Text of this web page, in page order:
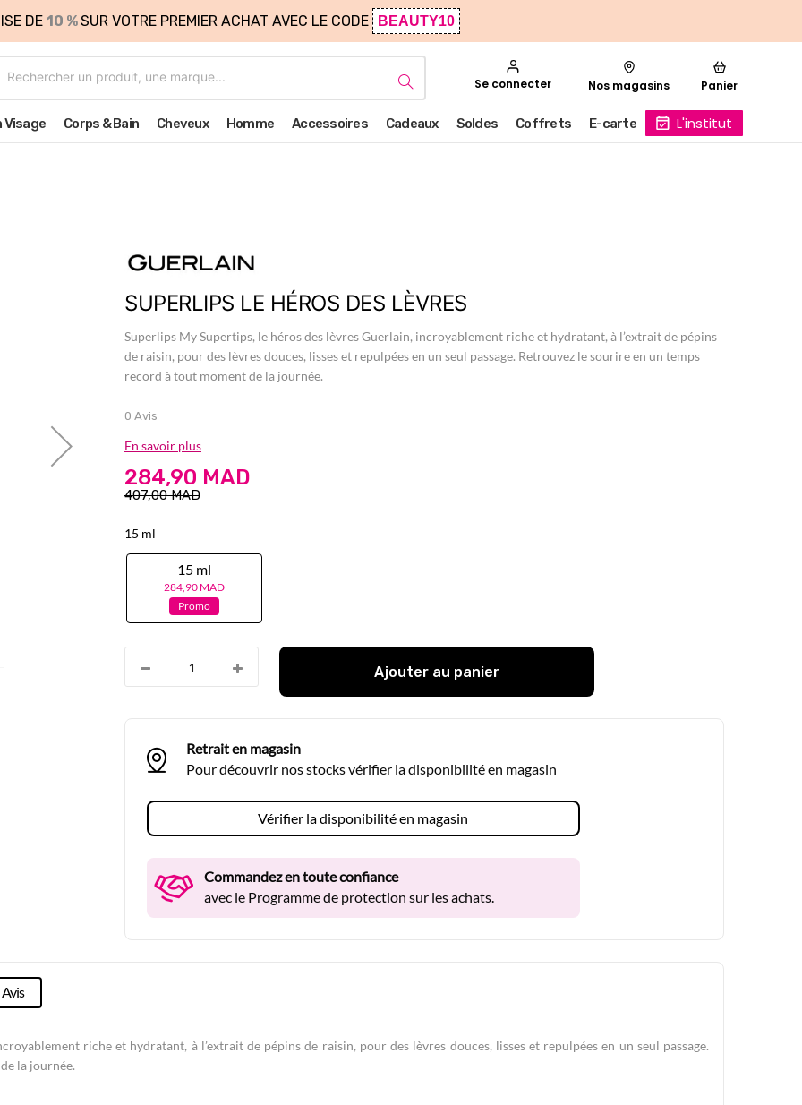
DE 10 %SUR VOTRE PREMIER ACHAT AVEC LE CODE BEAUTY10
Se connecter Nos magasins Panier
Visage Corps & Bain Cheveux Homme Accessoires Cadeaux Soldes Coffrets E-carte L'institut
SUPERLIPS LE HÉROS DES LÈVRES
Superlips My Supertips, le héros des lèvres Guerlain, incroyablement riche et hydratant, à l’extrait de pépins
de raisin, pour des lèvres douces, lisses et repulpées en un seul passage. Retrouvez le sourire en un temps
record à tout moment de la journée.
0 Avis
En savoir plus
284,90 MAD
407,00 MAD
15 ml
15 ml
284,90 MAD
Promo
Ajouter au panier
Retrait en magasin
Pour découvrir nos stocks vérifier la disponibilité en magasin
Vérifier la disponibilité en magasin
Commandez en toute confiance
avec le Programme de protection sur les achats.
riche et hydratant, à l’extrait de pépins de raisin, pour des lèvres douces, lisses et repulpées en un seul passage.
la journée.
Avis